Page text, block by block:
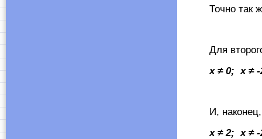
Точно так же
Для второго
x≠ 0; x≠ -
И, наконец,
x≠ 2; x≠ -